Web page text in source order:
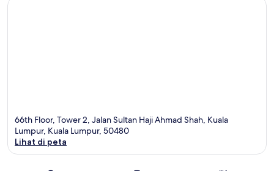
66th Floor, Tower 2, Jalan Sultan Haji Ahmad Shah, Kuala
Lumpur, Kuala Lumpur, 50480
Lihat di peta